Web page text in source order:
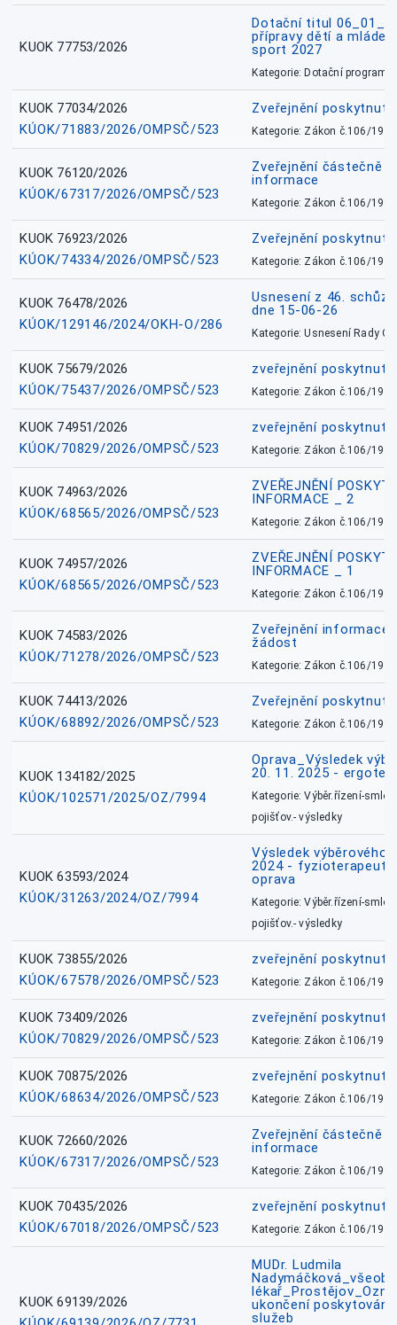
KUOK 77753/2026
Dotační titul
přípravy dětí a
sport 2027
Kategorie: Dotační
KUOK 77034/2026
KÚOK/71883/2026/OMPSČ/523
Zveřejnění
Kategorie: Zákon č.106/1999
KUOK 76120/2026
KÚOK/67317/2026/OMPSČ/523
Zveřejnění částečně
informace
Kategorie: Zákon č.106/1999
KUOK 76923/2026
KÚOK/74334/2026/OMPSČ/523
Zveřejnění
Kategorie: Zákon č.106/1999
KUOK 76478/2026
KÚOK/129146/2024/OKH-O/286
Usnesení z 46.
dne 15-06-26
Kategorie: Usnesení Rady
KUOK 75679/2026
KÚOK/75437/2026/OMPSČ/523
zveřejnění
Kategorie: Zákon č.106/1999
KUOK 74951/2026
KÚOK/70829/2026/OMPSČ/523
zveřejnění
Kategorie: Zákon č.106/1999
KUOK 74963/2026
KÚOK/68565/2026/OMPSČ/523
ZVEŘEJNĚNÍ
INFORMACE _ 2
Kategorie: Zákon č.106/1999
KUOK 74957/2026
KÚOK/68565/2026/OMPSČ/523
ZVEŘEJNĚNÍ
INFORMACE _ 1
Kategorie: Zákon č.106/1999
KUOK 74583/2026
KÚOK/71278/2026/OMPSČ/523
Zveřejnění informace
žádost
Kategorie: Zákon č.106/1999
KUOK 74413/2026
KÚOK/68892/2026/OMPSČ/523
Zveřejnění
Kategorie: Zákon č.106/1999
KUOK 134182/2025
KÚOK/102571/2025/OZ/7994
Oprava_Výsledek
20. 11. 2025 -
Kategorie: Výběr.řízení-
pojišťov.- výsledky
KUOK 63593/2024
KÚOK/31263/2024/OZ/7994
Výsledek výběrového
2024 - fyzioterapeut,
oprava
Kategorie: Výběr.řízení-
pojišťov.- výsledky
KUOK 73855/2026
KÚOK/67578/2026/OMPSČ/523
zveřejnění
Kategorie: Zákon č.106/1999
KUOK 73409/2026
KÚOK/70829/2026/OMPSČ/523
zveřejnění
Kategorie: Zákon č.106/1999
KUOK 70875/2026
KÚOK/68634/2026/OMPSČ/523
zveřejnění
Kategorie: Zákon č.106/1999
KUOK 72660/2026
KÚOK/67317/2026/OMPSČ/523
Zveřejnění částečně
informace
Kategorie: Zákon č.106/1999
KUOK 70435/2026
KÚOK/67018/2026/OMPSČ/523
zveřejnění
Kategorie: Zákon č.106/1999
KUOK 69139/2026
MUDr. Ludmila
ukončení
služeb